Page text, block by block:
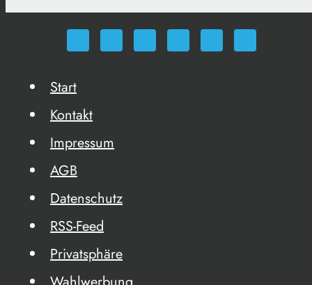
Start
Kontakt
Impressum
AGB
Datenschutz
RSS-Feed
Privatsphäre